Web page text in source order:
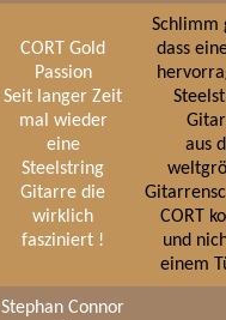
CORT Gold
Passion
Seit langer Zeit
mal wieder
eine
Steelstring
Gitarre die
wirklich
fasziniert !
Schlimm
dass
aus
CORT
und
einem
Stephan Connor